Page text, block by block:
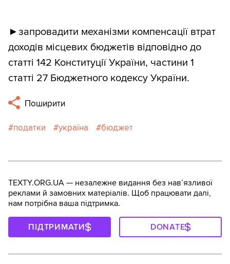
►запровадити механізми компенсації втрат
доходів місцевих бюджетів відповідно до
статті 142 Конституції України, частини 1
статті 27 Бюджетного кодексу України.
Поширити
податки україна бюджет
TEXTY.ORG.UA — незалежне видання без навʼязливої
реклами й замовних матеріалів. Щоб працювати далі,
нам потрібна ваша підтримка.
ПІДТРИМАТИ DONATE